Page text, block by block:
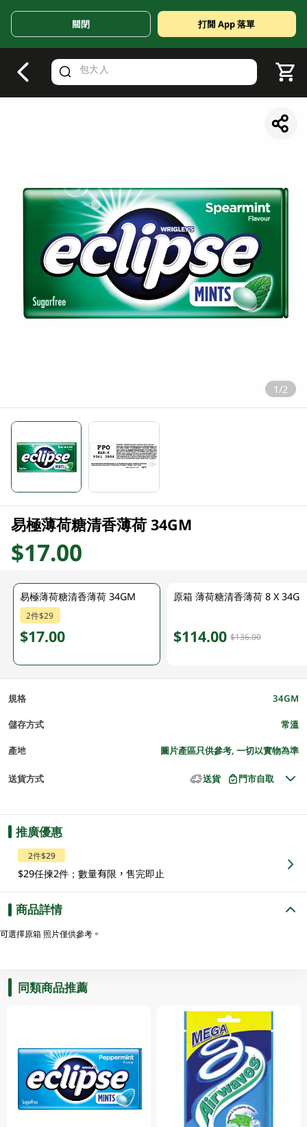
Valid Until 30 June 2026
關閉 打開 App 落單
1/2
易極薄荷糖清香薄荷 34GM
$17.00
易極薄荷糖清香薄荷 34GM
2件$29
$17.00
原箱 薄荷糖清香薄荷 8 X 34G
$114.00 $136.00
規格 34GM
儲存方式 常溫
產地 圖片產區只供參考, 一切以實物為準
送貨方式 送貨 門市自取
推廣優惠
2件$29
$29任揀2件；數量有限，售完即止
商品詳情
可選擇原箱 照片僅供參考。
同類商品推薦